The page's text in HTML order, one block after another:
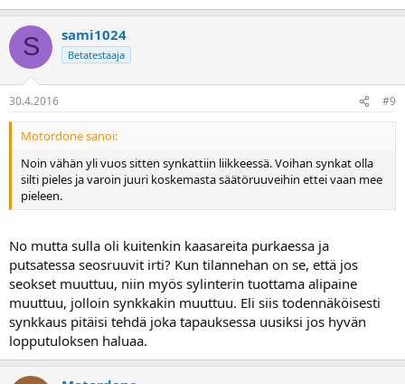
S sami1024
Betatestaaja
30.4.2016 #9
Motordone sanoi:
Noin vähän yli vuos sitten synkattiin liikkeessä. Voihan synkat olla
silti pieles ja varoin juuri koskemasta säätöruuveihin ettei vaan mee
pieleen.
No mutta sulla oli kuitenkin kaasareita purkaessa ja
putsatessa seosruuvit irti? Kun tilannehan on se, että jos
seokset muuttuu, niin myös sylinterin tuottama alipaine
muuttuu, jolloin synkkakin muuttuu. Eli siis todennäköisesti
synkkaus pitäisi tehdä joka tapauksessa uusiksi jos hyvän
lopputuloksen haluaa.